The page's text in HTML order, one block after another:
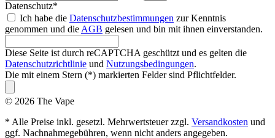
Datenschutz*
Ich habe die Datenschutzbestimmungen zur Kenntnis
genommen und die AGB gelesen und bin mit ihnen einverstanden.
Diese Seite ist durch reCAPTCHA geschützt und es gelten die
Datenschutzrichtlinie und Nutzungsbedingungen.
Die mit einem Stern (*) markierten Felder sind Pflichtfelder.
© 2026 The Vape
* Alle Preise inkl. gesetzl. Mehrwertsteuer zzgl. Versandkosten und
ggf. Nachnahmegebühren, wenn nicht anders angegeben.